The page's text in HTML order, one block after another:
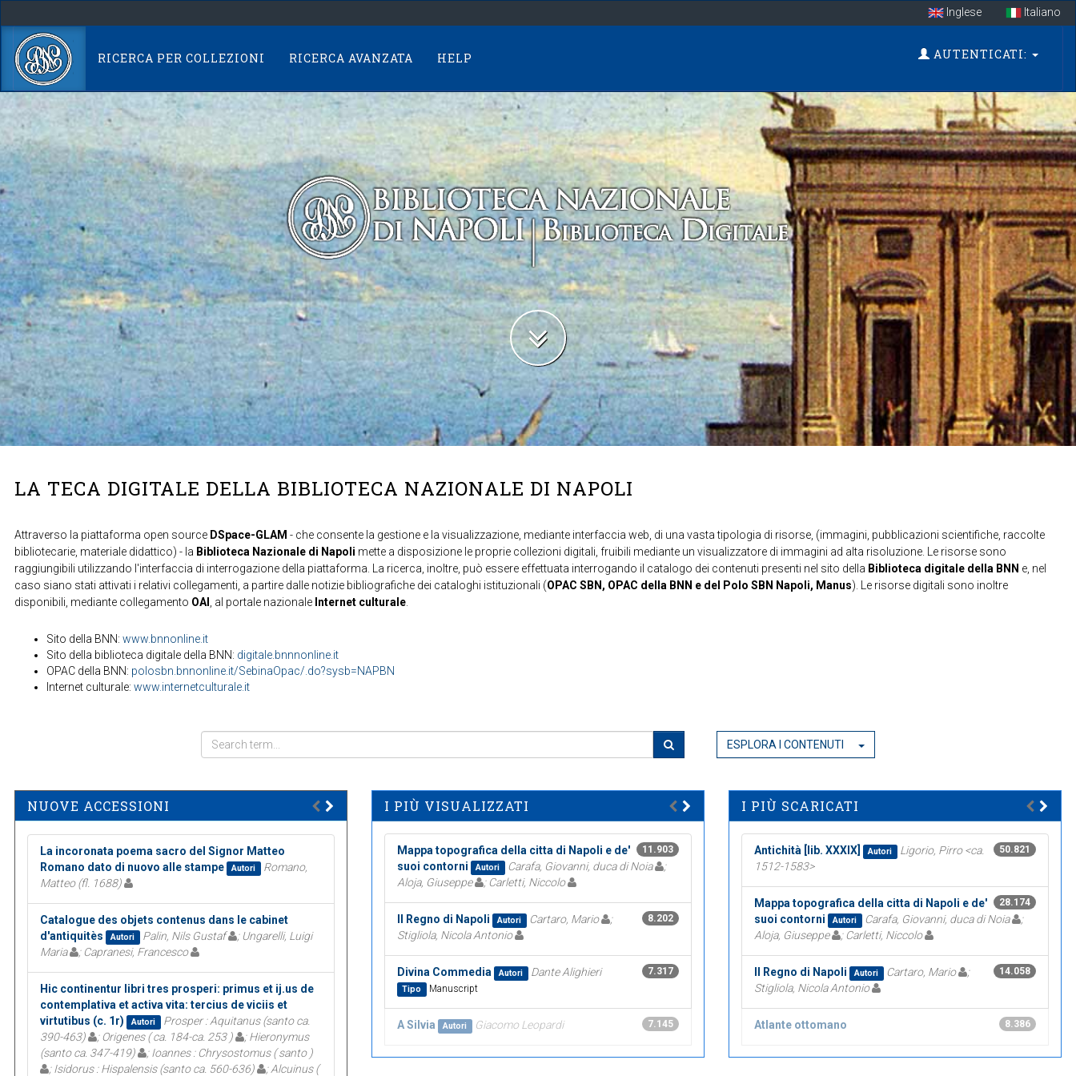
navigation
Inglese Italiano
RICERCA PER COLLEZIONI RICERCA AVANZATA HELP AUTENTICATI:
LA TECA DIGITALE DELLA BIBLIOTECA NAZIONALE DI NAPOLI
Attraverso la piattaforma open source DSpace-GLAM - che consente la gestione e la visualizzazione, mediante interfaccia web, di una vasta tipologia di risorse, (immagini, pubblicazioni scientifiche, raccolte
bibliotecarie, materiale didattico) - la Biblioteca Nazionale di Napoli mette a disposizione le proprie collezioni digitali, fruibili mediante un visualizzatore di immagini ad alta risoluzione. Le risorse sono
raggiungibili utilizzando l'interfaccia di interrogazione della piattaforma. La ricerca, inoltre, può essere effettuata interrogando il catalogo dei contenuti presenti nel sito della Biblioteca digitale della BNN e, nel
caso siano stati attivati i relativi collegamenti, a partire dalle notizie bibliografiche dei cataloghi istituzionali (OPAC SBN, OPAC della BNN e del Polo SBN Napoli, Manus). Le risorse digitali sono inoltre
disponibili, mediante collegamento OAI , al portale nazionale Internet culturale.
Sito della BNN: www.bnnonline.it
Sito della biblioteca digitale della BNN: digitale.bnnnonline.it
OPAC della BNN: polosbn.bnnonline.it/SebinaOpac/.do?sysb=NAPBN
Internet culturale: www.internetculturale.it
ESPLORA I CONTENUTI
NUOVE ACCESSIONI
La incoronata poema sacro del Signor Matteo
Romano dato di nuovo alle stampe
Autori
Romano,
Matteo (fl. 1688)
Catalogue des objets contenus dans le cabinet
d'antiquitès
Autori Palin, Nils Gustaf
; Ungarelli, Luigi
Maria
; Capranesi, Francesco
Hic continentur libri tres prosperi: primus et ij.us de
contemplativa et activa vita: tercius de viciis et
virtutibus (c. 1r)
Autori
Prosper : Aquitanus (santo ca.
390-463)
; Origenes ( ca. 184-ca. 253 )
; Hieronymus
(santo ca. 347-419)
; Ioannes : Chrysostomus ( santo )
; Isidorus : Hispalensis (santo ca. 560-636)
; Alcuinus (
I PIÙ VISUALIZZATI
11.903
Mappa topografica della citta di Napoli e de'
suoi contorni
Autori Carafa, Giovanni, duca di Noia
;
Aloja, Giuseppe
; Carletti, Niccolo
8.202
Il Regno di Napoli Autori Cartaro, Mario
;
Stigliola, Nicola Antonio
7.317
Divina Commedia Autori Dante Alighieri
Tipo Manuscript
7.145
A Silvia Autori Giacomo Leopardi
I PIÙ SCARICATI
50.821
Antichità [lib. XXXIX] Autori
Ligorio, Pirro <ca.
1512-1583>
28.174
Mappa topografica della citta di Napoli e de'
suoi contorni
Autori Carafa, Giovanni, duca di Noia
;
Aloja, Giuseppe
; Carletti, Niccolo
14.058
Il Regno di Napoli Autori Cartaro, Mario
;
Stigliola, Nicola Antonio
8.386
Atlante ottomano